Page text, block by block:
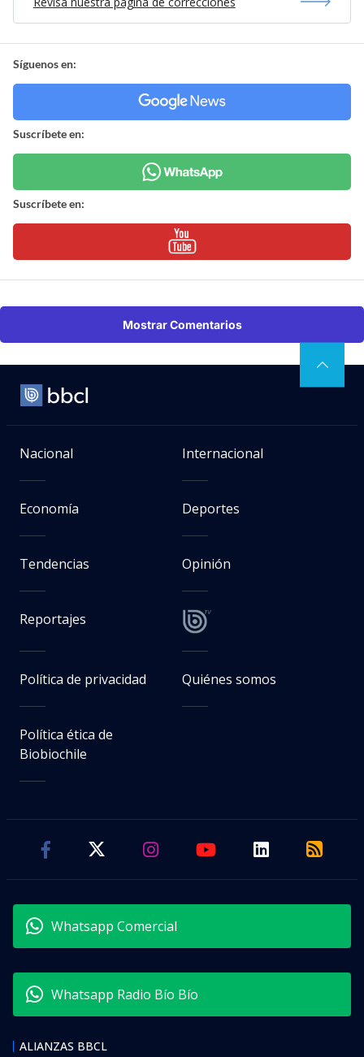
Síguenos en:
Suscríbete en:
Suscríbete en:
Mostrar Comentarios
Nacional Internacional
Economía Deportes
Tendencias Opinión
Reportajes
Política de privacidad Quiénes somos
Política ética de
Biobiochile
Whatsapp Comercial
Whatsapp Radio Bío Bío
ALIANZAS BBCL